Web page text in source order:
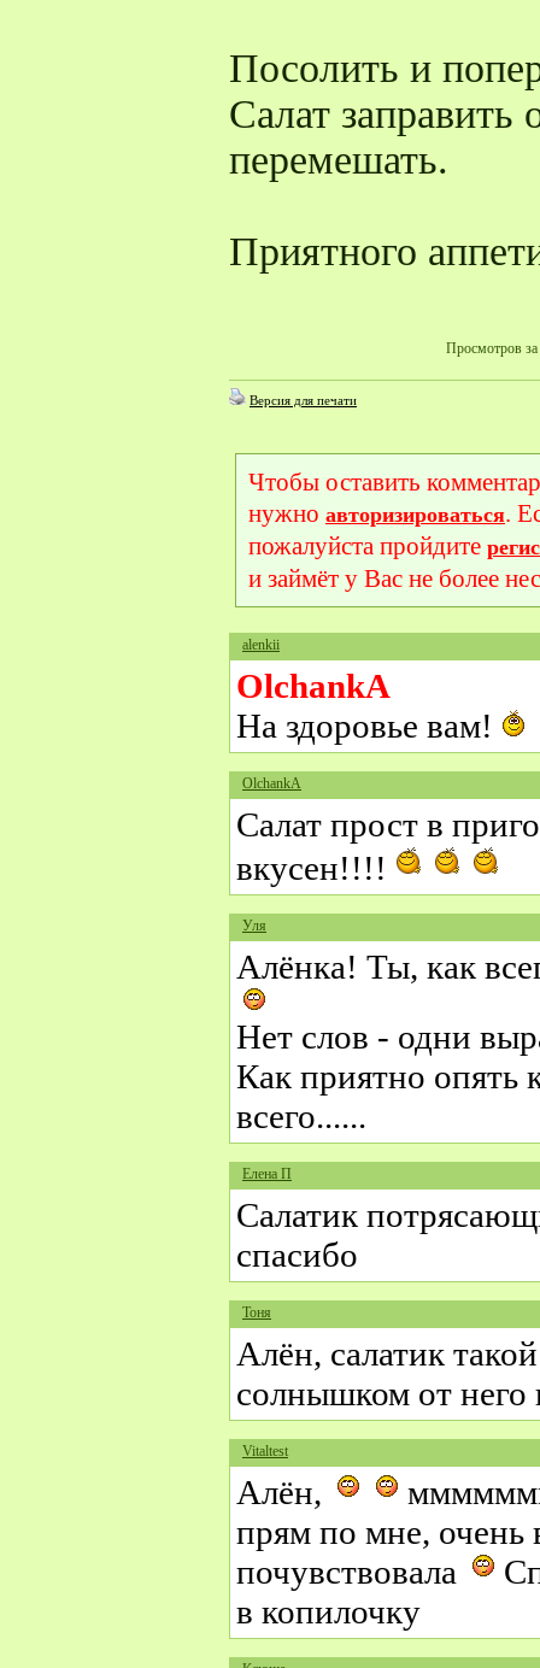
Посолить и
Салат
перемешать.
Приятного
Просмотров за
Версия для печати
Чтобы оставить
нужно авторизироваться.
пожалуйста пройдите
и займёт у Вас не более
alenkii
OlchankA
На здоровье вам!
OlchankA
Салат прост в
вкусен!!!!
Уля
Алёнка! Ты, как
Нет слов - одни
Как приятно опять
всего......
Елена П
Салатик
спасибо
Тоня
Алён, салатик
солнышком от него
Vitaltest
Алён,
прям по мне, очень
почувствовала
в копилочку